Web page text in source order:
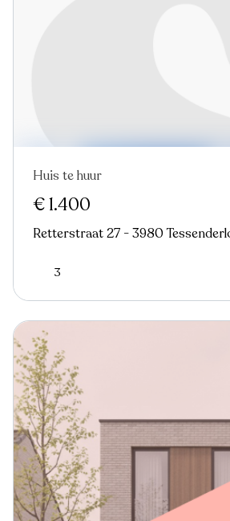
Nieuw
Huis te huur
€ 1.400
Retterstraat 27 - 3980
3